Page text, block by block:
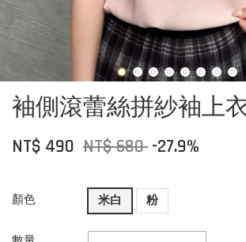
袖側滾蕾絲拼紗袖上
NT$ 490 NT$ 680 -27.9%
顏色 米白 粉